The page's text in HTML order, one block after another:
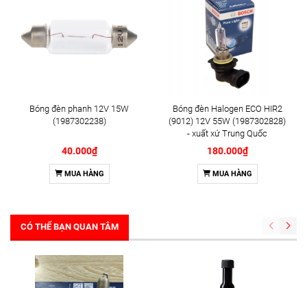
Bóng đèn phanh 12V 15W
(1987302238)
40.000₫
MUA HÀNG
Bóng đèn Halogen ECO HIR2
(9012) 12V 55W (1987302828)
- xuất xứ Trung Quốc
180.000₫
MUA HÀNG
CÓ THỂ BẠN QUAN TÂM